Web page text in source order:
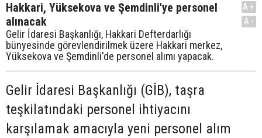
Hakkari, Yüksekova ve Şemdinli'ye personel
alınacak
Gelir İdaresi Başkanlığı, Hakkari Defterdarlığı
bünyesinde görevlendirilmek üzere Hakkari merkez,
Yüksekova ve Şemdinli'de personel alımı yapacak.
A+
A-
Gelir İdaresi Başkanlığı (GİB), taşra
teşkilatındaki personel ihtiyacını
karşılamak amacıyla yeni personel alım